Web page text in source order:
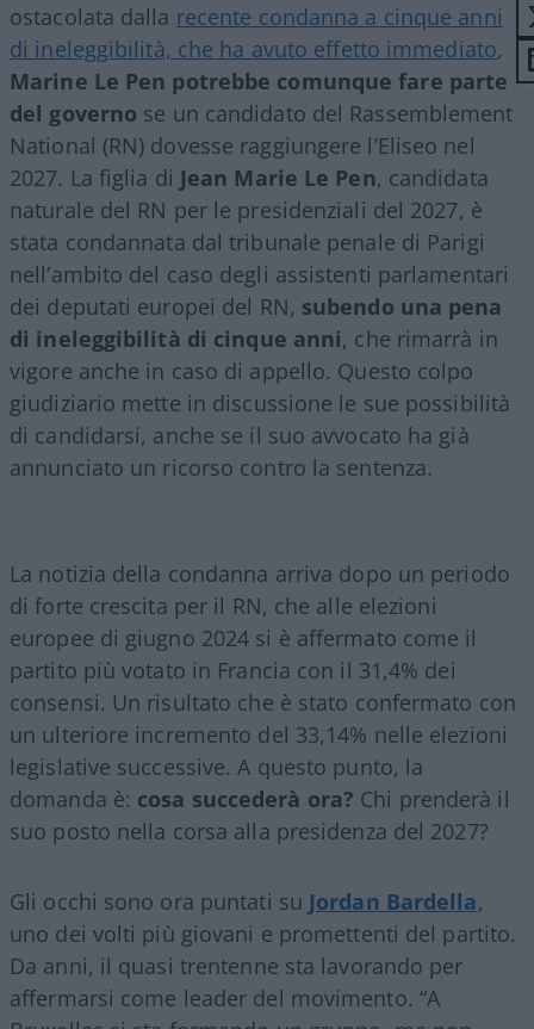
ostacolata dalla recente condanna a cinque anni
di ineleggibilità, che ha avuto effetto immediato,
Marine Le Pen potrebbe comunque fare parte
del governo se un candidato del Rassemblement
National (RN) dovesse raggiungere l’Eliseo nel
2027. La figlia di Jean Marie Le Pen, candidata
naturale del RN per le presidenziali del 2027, è
stata condannata dal tribunale penale di Parigi
nell’ambito del caso degli assistenti parlamentari
dei deputati europei del RN, subendo una pena
di ineleggibilità di cinque anni, che rimarrà in
vigore anche in caso di appello. Questo colpo
giudiziario mette in discussione le sue possibilità
di candidarsi, anche se il suo avvocato ha già
annunciato un ricorso contro la sentenza.
La notizia della condanna arriva dopo un periodo
di forte crescita per il RN, che alle elezioni
europee di giugno 2024 si è affermato come il
partito più votato in Francia con il 31,4% dei
consensi. Un risultato che è stato confermato con
un ulteriore incremento del 33,14% nelle elezioni
legislative successive. A questo punto, la
domanda è: cosa succederà ora? Chi prenderà il
suo posto nella corsa alla presidenza del 2027?
Gli occhi sono ora puntati su Jordan Bardella,
uno dei volti più giovani e promettenti del partito.
Da anni, il quasi trentenne sta lavorando per
affermarsi come leader del movimento. “A